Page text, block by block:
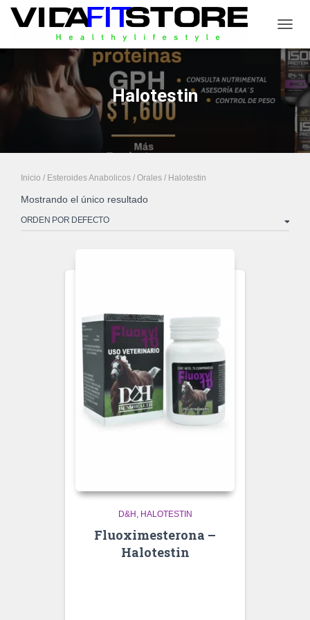
Halotestin
Inicio / Esteroides Anabolicos / Orales / Halotestin
Mostrando el único resultado
D&H HALOTESTIN
Fluoximesterona –
Halotestin